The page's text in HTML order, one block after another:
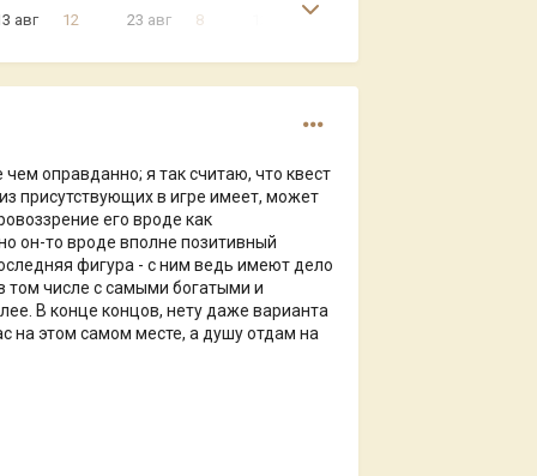
авг 12 23 авг 8
оправданно; я так считаю, что квест
присутствующих в игре имеет, может
его вроде как
он-то вроде вполне позитивный
фигура - с ним ведь имеют дело
том числе с самыми богатыми и
В конце концов, нету даже варианта
на этом самом месте, а душу отдам на